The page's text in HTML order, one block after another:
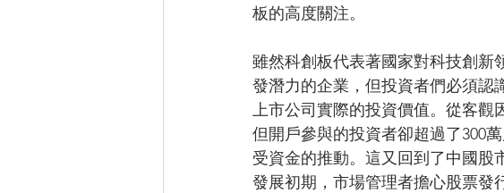
板的高度關注。
雖然科創板代表著國家對科技創新
發潛力的企業，但投資者們必須認
上市公司實際的投資價值。從客觀
但開戶參與的投資者卻超過了300
受資金的推動。這又回到了中國股
發展初期，市場管理者擔心股票發